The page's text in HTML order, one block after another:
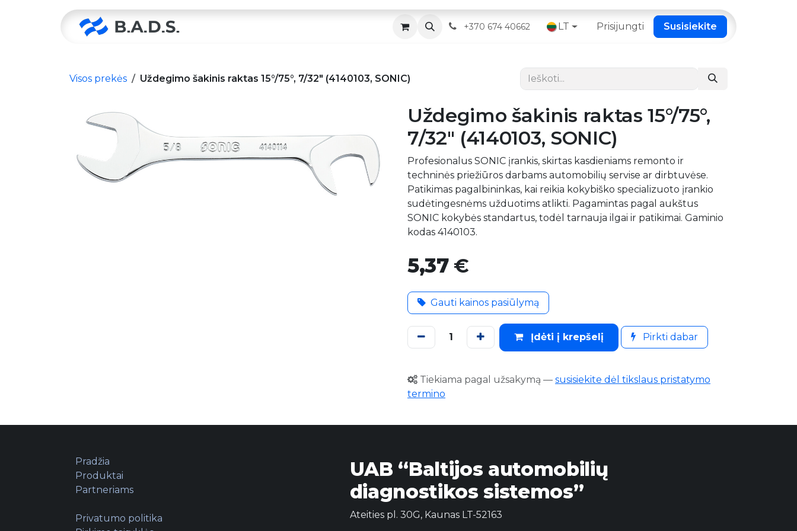
Servisas Kontaktai
+370 674 40662 LT Prisijungti Susisiekite
Visos prekės Uždegimo šakinis raktas 15°/75°, 7/32″ (4140103, SONIC)
Uždegimo šakinis raktas 15°/75°,
7/32″ (4140103, SONIC)
Profesionalus SONIC įrankis, skirtas kasdieniams remonto ir
techninės priežiūros darbams automobilių servise ar dirbtuvėse.
Patikimas pagalbininkas, kai reikia kokybiško specializuoto įrankio
sudėtingesnėms užduotims atlikti. Pagamintas pagal aukštus
SONIC kokybės standartus, todėl tarnauja ilgai ir patikimai. Gaminio
kodas 4140103.
5,37€
Gauti kainos pasiūlymą
Įdėti į krepšelį Pirkti dabar
Tiekiama pagal užsakymą — susisiekite dėl tikslaus pristatymo
termino
UAB “Baltijos automobilių
diagnostikos sistemos”
Ateities pl. 30G, Kaunas LT-52163
Pradžia
Produktai
Partneriams
Privatumo politika